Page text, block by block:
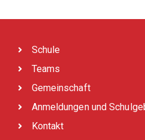
Schule
Teams
Gemeinschaft
Anmeldungen und
Kontakt